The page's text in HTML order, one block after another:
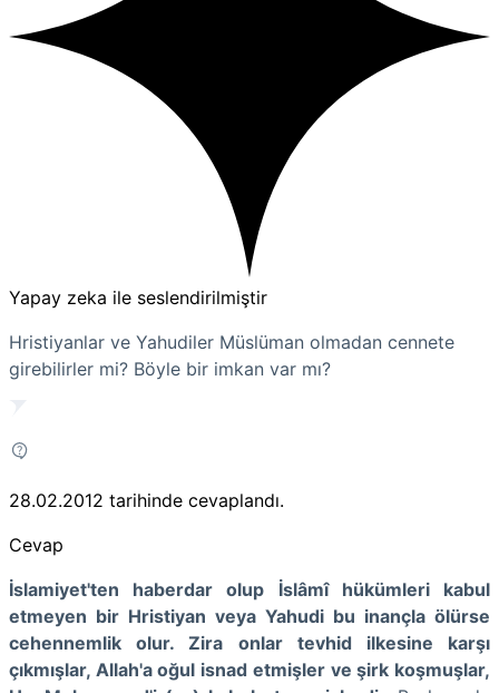
Yapay zeka ile seslendirilmiştir
Hristiyanlar ve Yahudiler Müslüman olmadan cennete
girebilirler mi? Böyle bir imkan var mı?
28.02.2012 tarihinde cevaplandı.
Cevap
İslamiyet'ten haberdar olup İslâmî hükümleri kabul
etmeyen bir Hristiyan veya Yahudi bu inançla ölürse
cehennemlik olur. Zira onlar tevhid ilkesine karşı
çıkmışlar, Allah'a oğul isnad etmişler ve şirk koşmuşlar,